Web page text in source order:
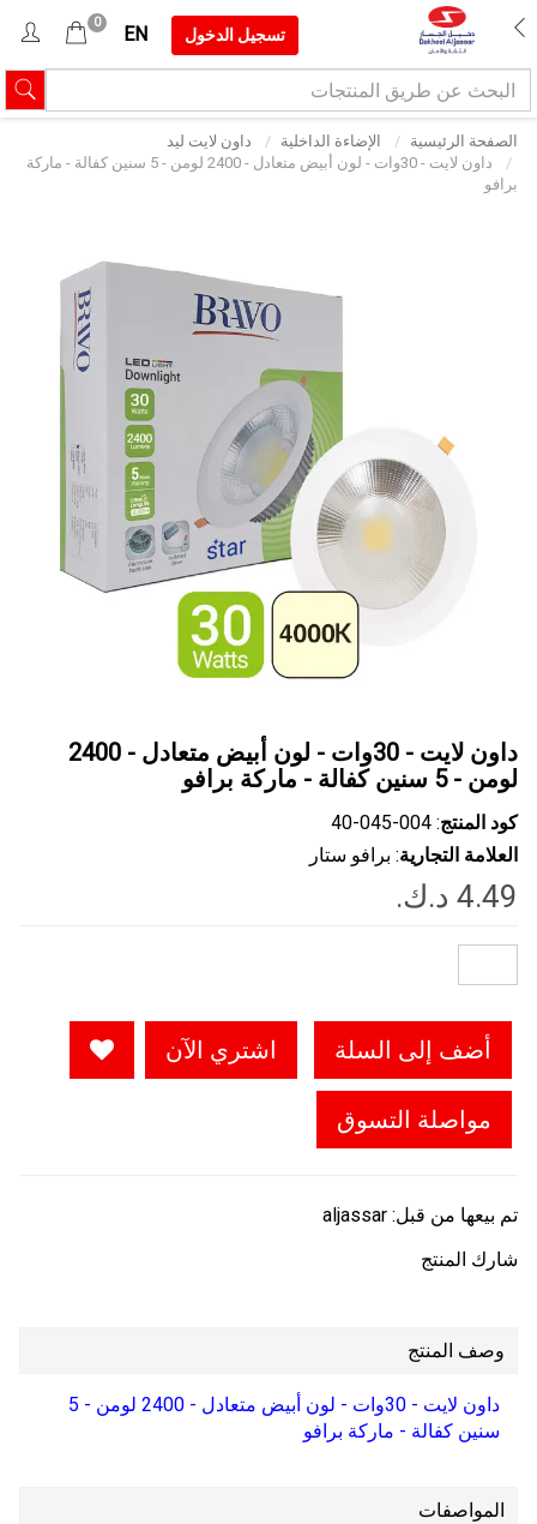
تسجيل الدخول EN
0
الصفحة الرئيسية الإضاءة الداخلية
داون لايت ليد
داون لايت - 30وات - لون أبيض متعادل - 2400 لومن - 5 سنين كفالة - ماركة
برافو
داون لايت - 30وات - لون أبيض متعادل - 2400
لومن - 5 سنين كفالة - ماركة برافو
كود المنتج: ‎40-045-004
العلامة التجارية: برافو ستار
أضف إلى السلة اشتري الآن
مواصلة التسوق
تم بيعها من قبل: aljassar
شارك المنتج
وصف المنتج
داون لايت - 30وات - لون أبيض متعادل - 2400 لومن - 5
سنين كفالة - ماركة برافو
المواصفات